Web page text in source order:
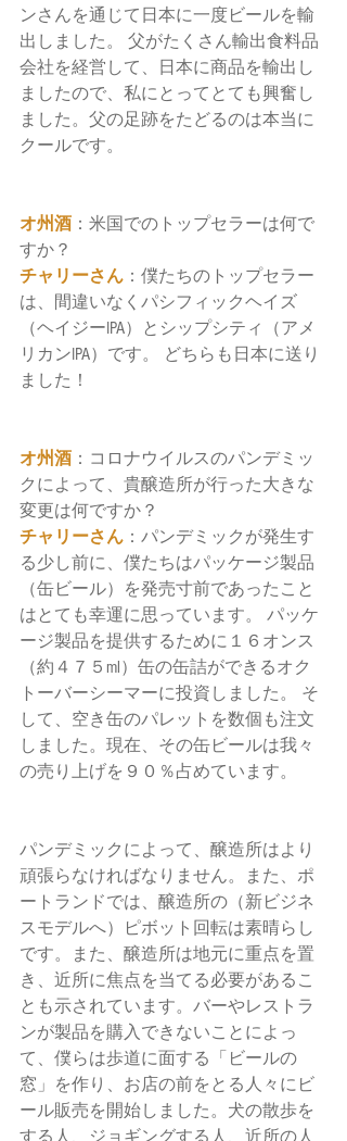
ンさんを通じて日本に一度ビールを輸
出しました。 父がたくさん輸出食料品
会社を経営して、日本に商品を輸出し
ましたので、私にとってとても興奮し
ました。父の足跡をたどるのは本当に
クールです。
オ州酒 ：米国でのトップセラーは何で
すか？
チャリーさん ：僕たちのトップセラー
は、間違いなくパシフィックヘイズ
（ヘイジーIPA）とシップシティ（アメ
リカンIPA）です。 どちらも日本に送り
ました！
オ州酒 ：コロナウイルスのパンデミッ
クによって、貴醸造所が行った大きな
変更は何ですか？
チャリーさん ：パンデミックが発生す
る少し前に、僕たちはパッケージ製品
（缶ビール）を発売寸前であったこと
はとても幸運に思っています。 パッケ
ージ製品を提供するために１６オンス
（約４７５ml）缶の缶詰ができるオク
トーバーシーマーに投資しました。 そ
して、空き缶のパレットを数個も注文
しました。現在、その缶ビールは我々
の売り上げを９０％占めています。
パンデミックによって、醸造所はより
頑張らなければなりません。また、ポ
ートランドでは、醸造所の（新ビジネ
スモデルへ）ピボット回転は素晴らし
です。また、醸造所は地元に重点を置
き、近所に焦点を当てる必要があるこ
とも示されています。バーやレストラ
ンが製品を購入できないことによっ
て、僕らは歩道に面する「ビールの
窓」を作り、お店の前をとる人々にビ
ール販売を開始しました。犬の散歩を
する人、ジョギングする人、近所の人